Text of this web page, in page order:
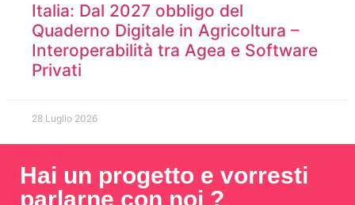
Italia: Dal 2027 obbligo del
Quaderno Digitale in Agricoltura –
Interoperabilità tra Agea e Software
Privati
28 Luglio 2026
Hai un progetto e vorresti
parlarne con noi ?